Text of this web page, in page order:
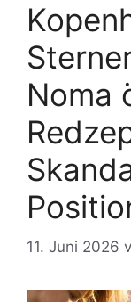
Noma
11. Juni 2026